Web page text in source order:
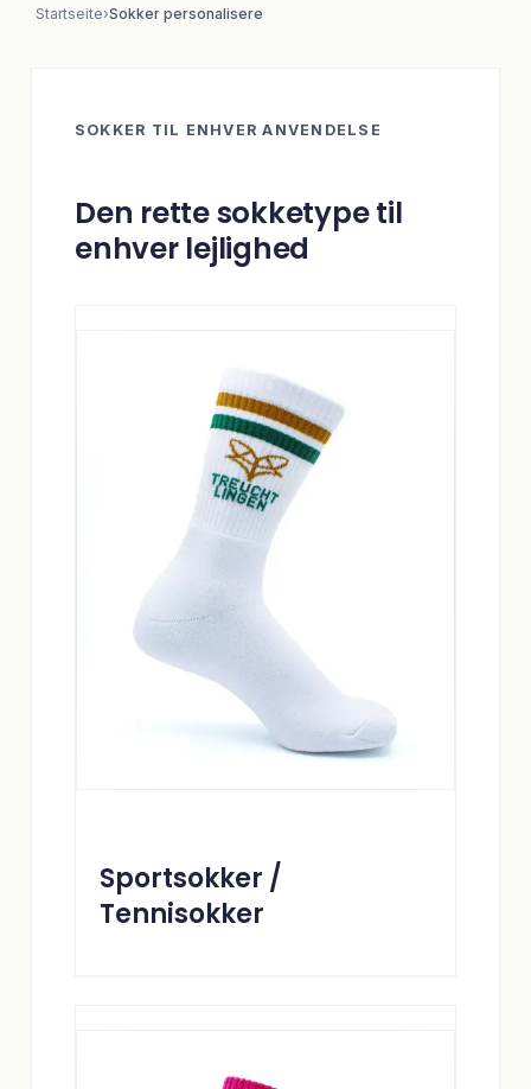
Startseite›Sokker personalisere
SOKKER TIL ENHVER ANVENDELSE
Den rette sokketype til
enhver lejlighed
Sportsokker /
Tennisokker